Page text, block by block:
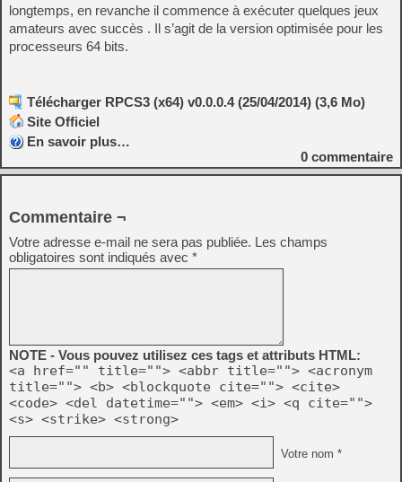
longtemps, en revanche il commence à exécuter quelques jeux
amateurs avec succès . Il s’agit de la version optimisée pour les
processeurs 64 bits.
Télécharger RPCS3 (x64) v0.0.0.4 (25/04/2014) (3,6 Mo)
Site Officiel
En savoir plus…
0 commentaire
Commentaire ¬
Votre adresse e-mail ne sera pas publiée. Les champs
obligatoires sont indiqués avec *
NOTE - Vous pouvez utilisez ces tags et attributs HTML:
<a href="" title=""> <abbr title=""> <acronym
title=""> <b> <blockquote cite=""> <cite>
<code> <del datetime=""> <em> <i> <q cite="">
<s> <strike> <strong>
Votre nom *